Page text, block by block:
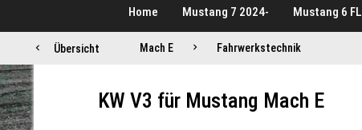
Home Mustang 7 2024- Mustang 6
Übersicht Mach E Fahrwerkstechnik
KW V3 für Mustang Mach E